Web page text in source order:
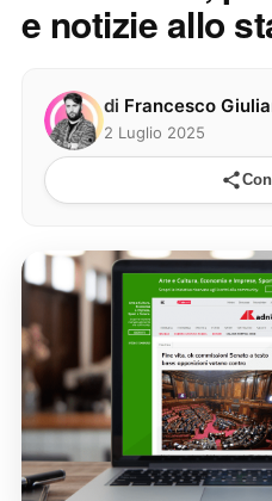
e notizie allo
di Francesco
2 Luglio 2025